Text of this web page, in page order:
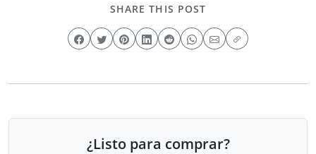
SHARE THIS POST
¿Listo para comprar?